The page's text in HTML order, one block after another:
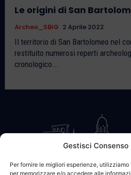
Gestisci Consenso
Per fornire le migliori esperienze,
per memorizzare e/o accedere alle
Le origini di San
Archeo_SBiG 2 Aprile 2022
Il territorio di San Bartolomeo nel
restituito numerosi reperti
cronologico...